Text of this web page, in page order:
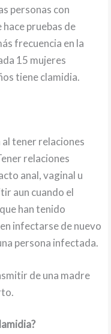
personas con
pruebas de
frecuencia en la
15 mujeres
tiene clamidia.
tener relaciones
relaciones
anal, vaginal u
aun cuando el
han tenido
infectarse de nuevo
persona infectada.
de una madre